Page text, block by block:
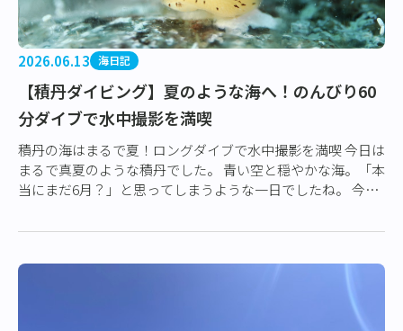
2026.06.13 海日記
【積丹ダイビング】夏のような海へ！のんびり60
分ダイブで水中撮影を満喫
積丹の海はまるで夏！ロングダイブで水中撮影を満喫 今日は
まるで真夏のような積丹でした。 青い空と穏やかな海。「本
当にまだ6月？」と思ってしまうような一日でしたね。 今年